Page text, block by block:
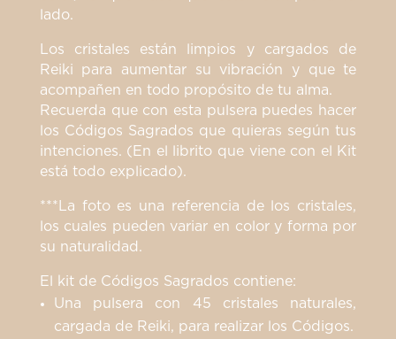
lado.
Los cristales están limpios y cargados de
Reiki para aumentar su vibración y que te
acompañen en todo propósito de tu alma.
Recuerda que con esta pulsera puedes hacer
los Códigos Sagrados que quieras según tus
intenciones. (En el librito que viene con el Kit
está todo explicado).
***La foto es una referencia de los cristales,
los cuales pueden variar en color y forma por
su naturalidad.
El kit de Códigos Sagrados contiene:
Una pulsera con 45 cristales naturales,
cargada de Reiki, para realizar los Códigos.